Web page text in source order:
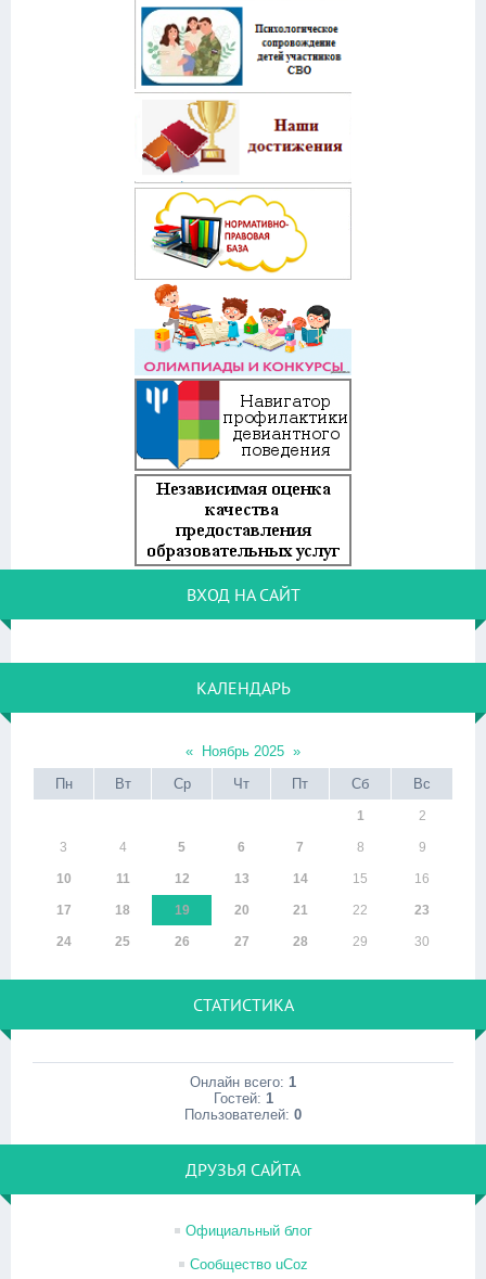
ВХОД НА САЙТ
КАЛЕНДАРЬ
« Ноябрь 2025 »
Пн
Вт Ср Чт Пт Сб Вс
1 2
3 4 5 6 7 8 9
10 11 12 13 14 15 16
17 18 19 20 21 22 23
24 25 26 27 28 29 30
СТАТИСТИКА
Онлайн всего: 1
Гостей: 1
Пользователей: 0
ДРУЗЬЯ САЙТА
Официальный блог
Сообщество uCoz